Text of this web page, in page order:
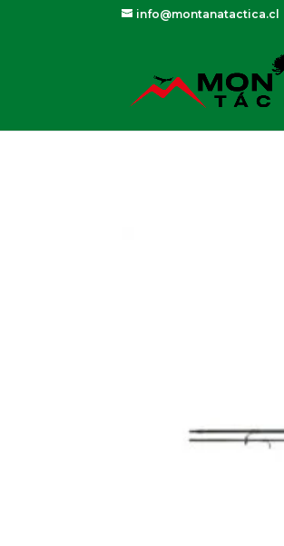
info@montanatactica.cl